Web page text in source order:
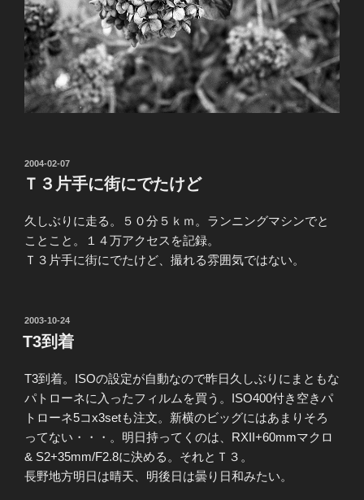
投
稿
日:
2004-02-07
Ｔ３片手に街にでたけど
久しぶりに走る。５０分５ｋｍ。ランニングマシンでと
ことこと。１４万アクセスを記録。
Ｔ３片手に街にでたけど、撮れる雰囲気ではない。
投
稿
日:
2003-10-24
T3到着
T3到着。ISOの設定が自動なので昨日久しぶりにまともな
パトローネに入ったフィルムを買う。ISO400付き空きパ
トローネ5コx3setも注文。新横のビッグにはあまりそろ
ってない・・・。明日持ってくのは、RXII+60mmマクロ
& S2+35mm/F2.8に決める。それとＴ３。
長野地方明日は晴天、明後日は曇り日和みたい。